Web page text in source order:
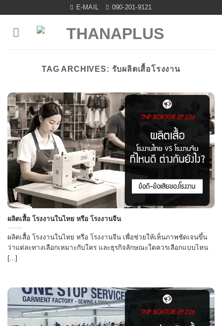
content
E-MAIL 090-201-9121
TAG ARCHIVES: รับผลิตเสื้อโรงงาน
ผลิตเสื้อ โรงงานในไทย หรือ โรงงานจีน
ผลิตเสื้อ โรงงานในไทย หรือ โรงงานจีน เพื่อช่วยให้เห็นภาพชัดเจนขึ้น
ว่าแต่ละทางเลือกเหมาะกับใคร และธุรกิจลักษณะใดควรเลือกแบบไหน
[...]